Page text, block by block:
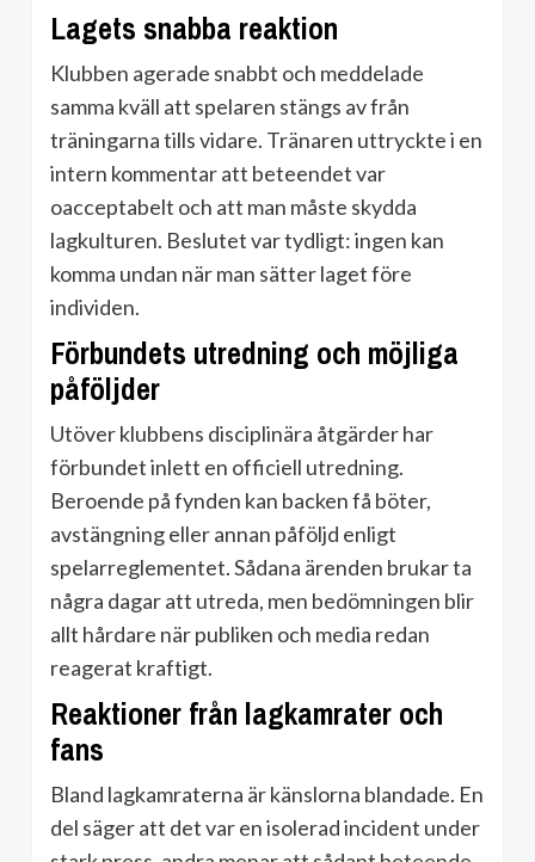
Lagets snabba reaktion
Klubben agerade snabbt och meddelade
samma kväll att spelaren stängs av från
träningarna tills vidare. Tränaren uttryckte i en
intern kommentar att beteendet var
oacceptabelt och att man måste skydda
lagkulturen. Beslutet var tydligt: ingen kan
komma undan när man sätter laget före
individen.
Förbundets utredning och möjliga
påföljder
Utöver klubbens disciplinära åtgärder har
förbundet inlett en officiell utredning.
Beroende på fynden kan backen få böter,
avstängning eller annan påföljd enligt
spelarreglementet. Sådana ärenden brukar ta
några dagar att utreda, men bedömningen blir
allt hårdare när publiken och media redan
reagerat kraftigt.
Reaktioner från lagkamrater och
fans
Bland lagkamraterna är känslorna blandade. En
del säger att det var en isolerad incident under